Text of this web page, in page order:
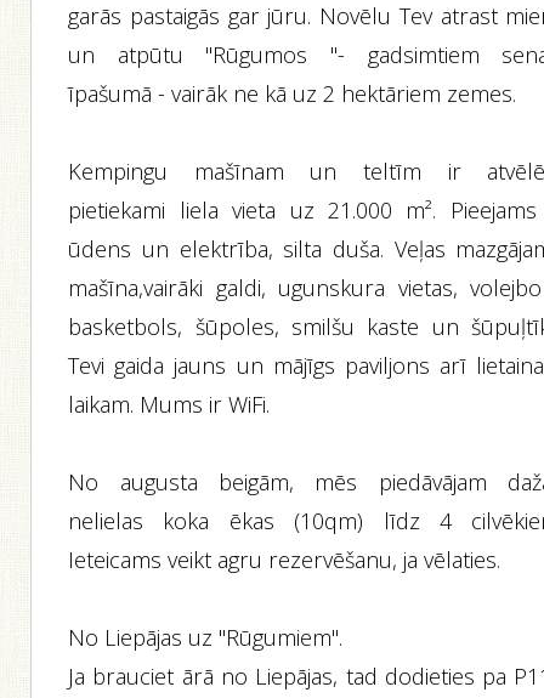
garās pastaigās gar jūru. Novēlu Tev atrast
un atpūtu "Rūgumos "- gadsimtiem
īpašumā - vairāk ne kā uz 2 hektāriem zemes.
Kempingu mašīnam un teltīm ir
pietiekami liela vieta uz 21.000 m².
ūdens un elektrība, silta duša. Veļas
mašīna,vairāki galdi, ugunskura vietas,
basketbols, šūpoles, smilšu kaste un
Tevi gaida jauns un mājīgs paviljons arī
laikam. Mums ir WiFi.
No augusta beigām, mēs piedāvājam
nelielas koka ēkas (10qm) līdz 4
Ieteicams veikt agru rezervēšanu, ja vēlaties.
No Liepājas uz "Rūgumiem".
Ja brauciet ārā no Liepājas, tad dodieties pa